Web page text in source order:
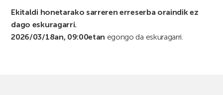
Ekitaldi honetarako sarreren erreserba oraindik ez
dago eskuragarri.
2026/03/18an, 09:00etan egongo da eskuragarri.